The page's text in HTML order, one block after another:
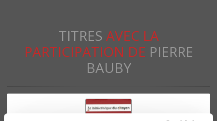
TITRES AVEC LA
PARTICIPATION DE PIERRE
BAUBY